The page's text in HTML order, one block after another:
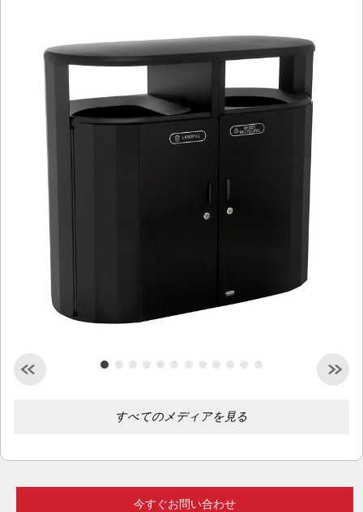
シンガポール
マレーシア
インドネシア
すべてのメディアを見る
今すぐお問い合わせ